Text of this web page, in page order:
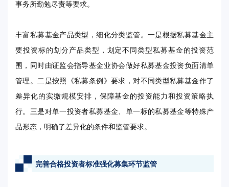
事务所勤勉尽责等要求。
丰富私募基金产品类型，细化分类监管。一是根据私募基金主
要投资标的划分产品类型，划定不同类型私募基金的投资范
围，同时由证监会指导基金业协会做好私募基金投资负面清单
管理。二是按照《私募条例》要求，对不同类型私募基金作了
差异化的实缴规模安排，保障基金的投资能力和投资策略执
行。三是对单一投资者私募基金、单一标的私募基金等特殊产
品形态，明确了差异化的条件和监管要求。
完善合格投资者标准强化募集环节监管